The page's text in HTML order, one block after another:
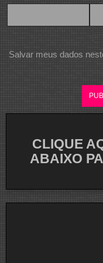
Salvar meus dados
CLIQUE
ABAIXO